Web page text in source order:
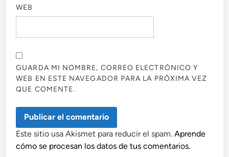
WEB
GUARDA MI NOMBRE, CORREO ELECTRÓNICO Y
WEB EN ESTE NAVEGADOR PARA LA PRÓXIMA VEZ
QUE COMENTE.
Este sitio usa Akismet para reducir el spam.Aprende
cómo se procesan los datos de tus comentarios.